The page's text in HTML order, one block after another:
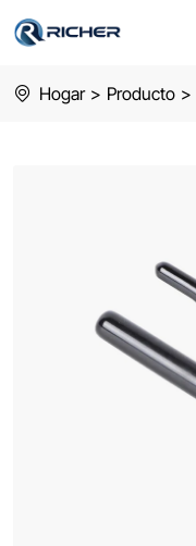
Stainless
Hogar > Producto >